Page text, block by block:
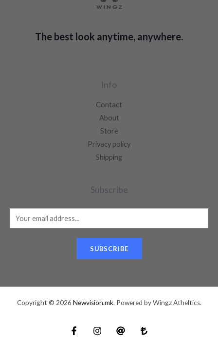
The best look anytime, anywhere.
Info
Contact
About
Store
Privacy policy
Shipping
Subscribe
SUBSCRIBE
Copyright © 2026 Newvision.mk. Powered by Wingz Atheltics.